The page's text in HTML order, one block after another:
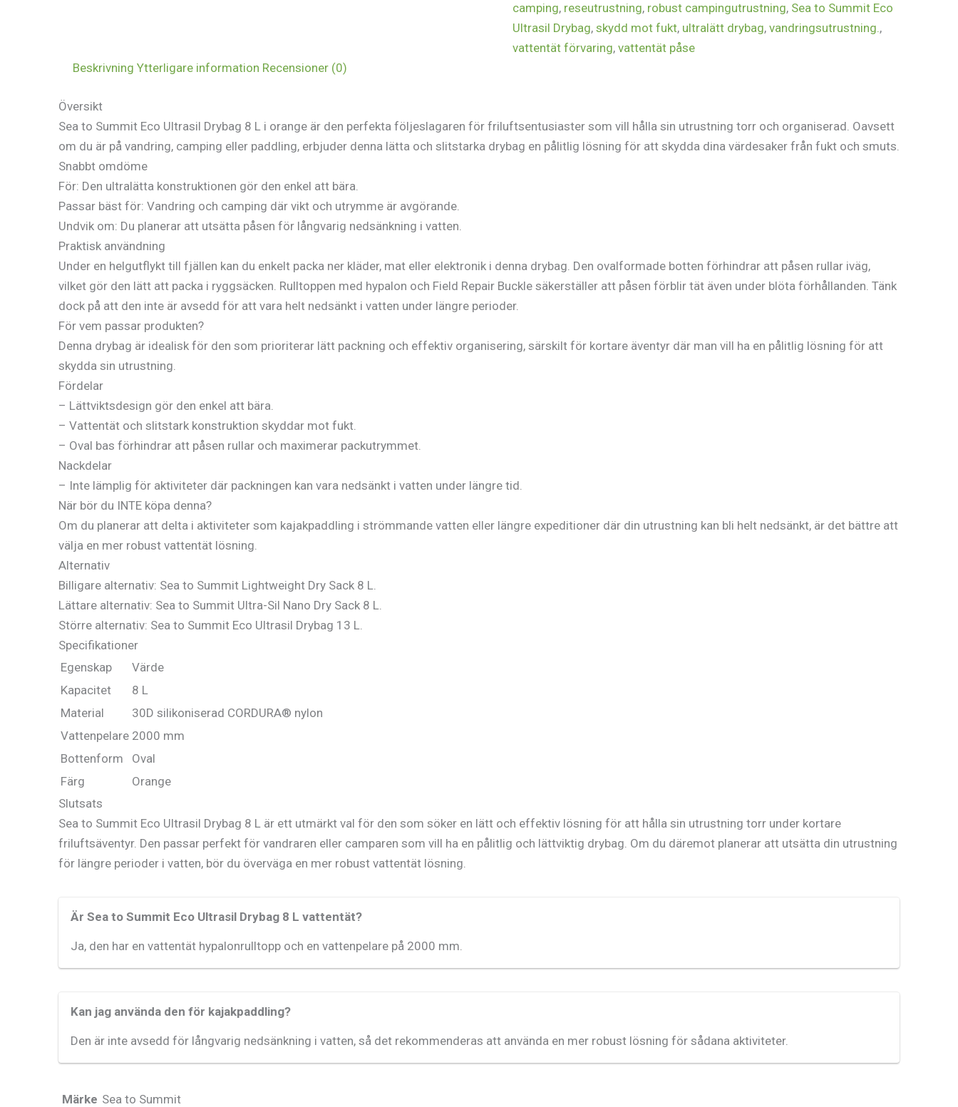
camping, reseutrustning, robust campingutrustning, Sea to Summit Eco
Ultrasil Drybag,skydd mot fukt, ultralätt drybag,vandringsutrustning.,
vattentät förvaring,vattentät påse
Beskrivning Ytterligare information Recensioner (0)
Översikt
Sea to Summit Eco Ultrasil Drybag 8 L i orange är den perfekta följeslagaren för friluftsentusiaster som vill hålla sin utrustning torr och organiserad. Oavsett
om du är på vandring, camping eller paddling, erbjuder denna lätta och slitstarka drybag en pålitlig lösning för att skydda dina värdesaker från fukt och smuts.
Snabbt omdöme
För: Den ultralätta konstruktionen gör den enkel att bära.
Passar bäst för: Vandring och camping där vikt och utrymme är avgörande.
Undvik om: Du planerar att utsätta påsen för långvarig nedsänkning i vatten.
Praktisk användning
Under en helgutflykt till fjällen kan du enkelt packa ner kläder, mat eller elektronik i denna drybag. Den ovalformade botten förhindrar att påsen rullar iväg,
vilket gör den lätt att packa i ryggsäcken. Rulltoppen med hypalon och Field Repair Buckle säkerställer att påsen förblir tät även under blöta förhållanden. Tänk
dock på att den inte är avsedd för att vara helt nedsänkt i vatten under längre perioder.
För vem passar produkten?
Denna drybag är idealisk för den som prioriterar lätt packning och effektiv organisering, särskilt för kortare äventyr där man vill ha en pålitlig lösning för att
skydda sin utrustning.
Fördelar
– Lättviktsdesign gör den enkel att bära.
– Vattentät och slitstark konstruktion skyddar mot fukt.
– Oval bas förhindrar att påsen rullar och maximerar packutrymmet.
Nackdelar
– Inte lämplig för aktiviteter där packningen kan vara nedsänkt i vatten under längre tid.
När bör du INTE köpa denna?
Om du planerar att delta i aktiviteter som kajakpaddling i strömmande vatten eller längre expeditioner där din utrustning kan bli helt nedsänkt, är det bättre att
välja en mer robust vattentät lösning.
Alternativ
Billigare alternativ: Sea to Summit Lightweight Dry Sack 8 L.
Lättare alternativ: Sea to Summit Ultra-Sil Nano Dry Sack 8 L.
Större alternativ: Sea to Summit Eco Ultrasil Drybag 13 L.
Specifikationer
Egenskap
Värde
Kapacitet
8 L
Material
30D silikoniserad CORDURA® nylon
Vattenpelare 2000 mm
Bottenform
Oval
Färg
Orange
Slutsats
Sea to Summit Eco Ultrasil Drybag 8 L är ett utmärkt val för den som söker en lätt och effektiv lösning för att hålla sin utrustning torr under kortare
friluftsäventyr. Den passar perfekt för vandraren eller camparen som vill ha en pålitlig och lättviktig drybag. Om du däremot planerar att utsätta din utrustning
för längre perioder i vatten, bör du överväga en mer robust vattentät lösning.
Är Sea to Summit Eco Ultrasil Drybag 8 L vattentät?
Ja, den har en vattentät hypalonrulltopp och en vattenpelare på 2000 mm.
Kan jag använda den för kajakpaddling?
Den är inte avsedd för långvarig nedsänkning i vatten, så det rekommenderas att använda en mer robust lösning för sådana aktiviteter.
Märke Sea to Summit